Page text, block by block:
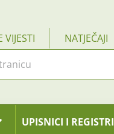
VIJESTI NATJEČAJI
UPISNICI I REGISTRI